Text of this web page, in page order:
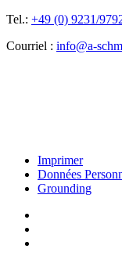
Tel.: +49 (0) 9231/
Courriel : info@a-
Imprimer
Données
Grounding